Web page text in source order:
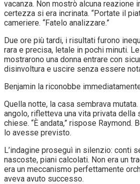
vacanza. Non mostrò alcuna reazione
certezza si era incrinata. “Portate il
cameriere. “Fatelo analizzare.”
Due ore più tardi, i risultati furono
rara e precisa, letale in pochi minuti.
mostrarono una donna entrare con
disinvoltura e uscire senza essere
Benjamin la riconobbe
Quella notte, la casa sembrava
angolo, rifletteva una vita privata della
chiese. “È andata,” rispose Raymond.
lo avesse previsto.
L’indagine proseguì in silenzio: conti
nascoste, piani calcolati. Non era un
era un meccanismo perfettamente
aveva avuto successo.